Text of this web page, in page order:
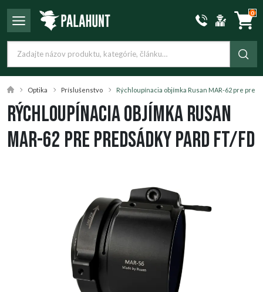
0
Optika Príslušenstvo Rýchloupínacia objímka Rusan MAR-62 pre
Rýchloupínacia objímka Rusan
MAR-62 pre predsádky PARD FT/FD